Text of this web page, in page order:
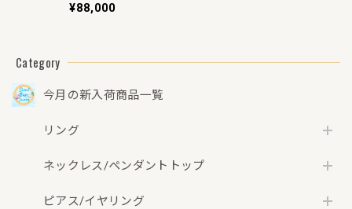
ピン 0.36ct ルース
¥88,000
Category
今月の新入荷商品一覧
リング
ネックレス/ペンダントトップ
ピアス/イヤリング